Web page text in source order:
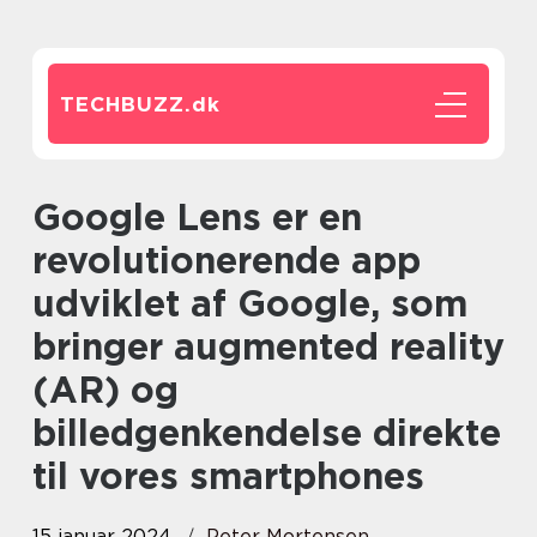
TECHBUZZ.dk
Google Lens er en
revolutionerende app
udviklet af Google, som
bringer augmented reality
(AR) og
billedgenkendelse direkte
til vores smartphones